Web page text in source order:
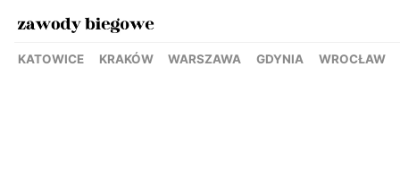
KATOWICE KRAKÓW WARSZAWA GDYNIA WROCŁAW